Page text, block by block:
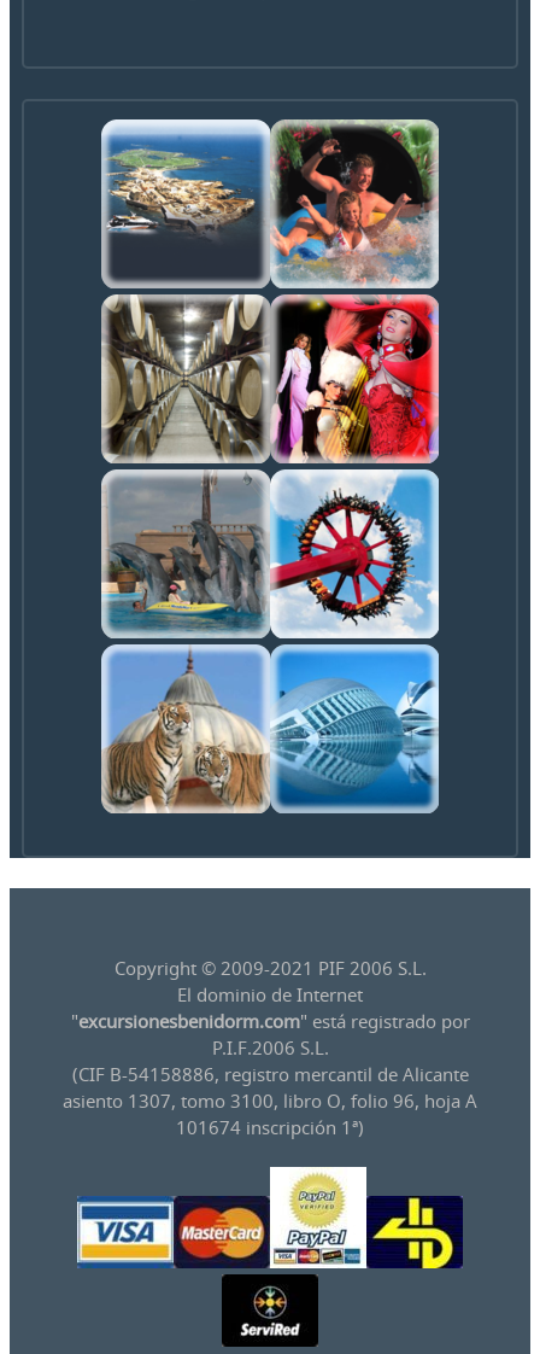
Copyright © 2009-2021 PIF 2006 S.L.
El dominio de Internet
"excursionesbenidorm.com" está registrado por
P.I.F.2006 S.L.
(CIF B-54158886, registro mercantil de Alicante
asiento 1307, tomo 3100, libro O, folio 96, hoja A
101674 inscripción 1ª)